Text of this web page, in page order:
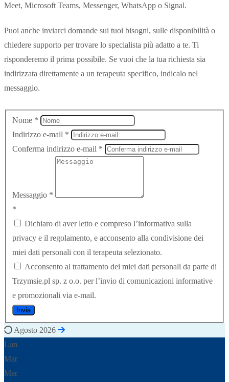
Meet, Microsoft Teams, Messenger, WhatsApp o Signal.
Puoi anche inviarci domande sui tuoi bisogni, sulle disponibilità o
chiedere supporto per trovare lo specialista più adatto a te. Ti
risponderemo il prima possibile. Se vuoi che la tua richiesta sia
indirizzata direttamente a un terapeuta specifico, indicalo nel
messaggio.
Nome *
Indirizzo e-mail *
Conferma indirizzo e-mail *
Messaggio *
*
Dichiaro di aver letto e compreso l’informativa sulla
privacy e il regolamento, e acconsento alla condivisione dei
miei dati personali con il terapeuta selezionato.
Acconsento al trattamento dei miei dati personali da parte di
Trzymsie.pl sp. z o.o. per l’invio di comunicazioni informative
e promozionali via e-mail.
Agosto 2026
Lun
Mar
Mer